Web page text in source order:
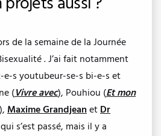
de la semaine de la Journée
. J’ai fait notamment
s youtubeur-se-s bi-e-s et
(Vivre avec), Pouhiou (Et mon
), Maxime Grandjean et Dr
s’est passé, mais il y a